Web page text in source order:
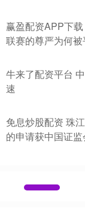
赢盈配资APP下
联赛的尊严为何
牛来了配资平台
速
免息炒股配资 珠
的申请获中国证